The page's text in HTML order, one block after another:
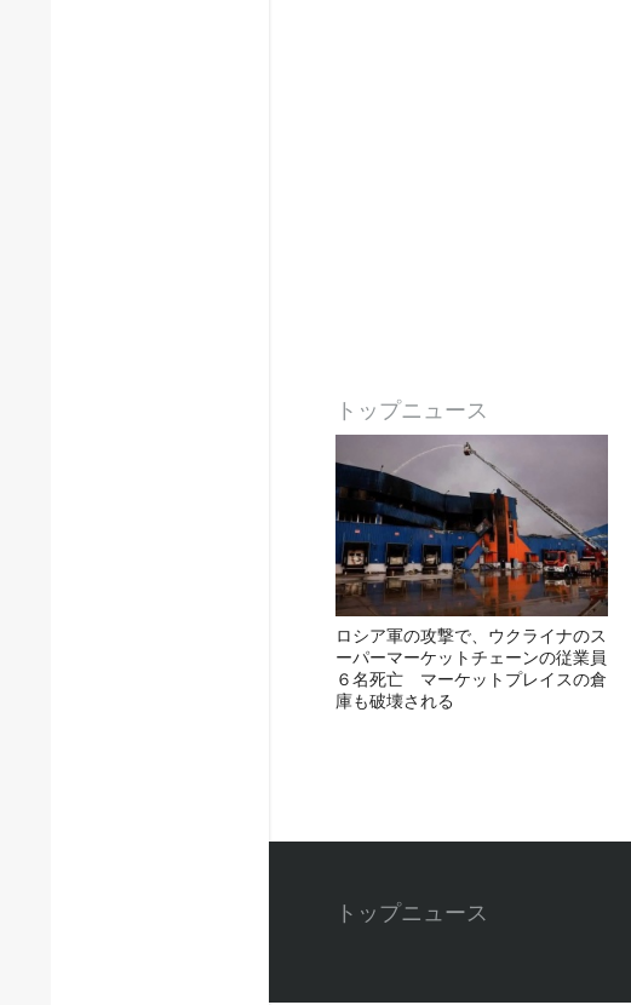
トップニュース
ロシア軍の攻撃で、ウクライナのス
ーパーマーケットチェーンの従業員
６名死亡 マーケットプレイスの倉
庫も破壊される
トップニュース